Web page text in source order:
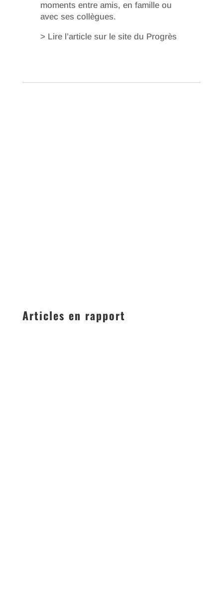
moments entre amis, en famille ou
avec ses collègues.
> Lire l’article sur le site du Progrès
Articles en rapport